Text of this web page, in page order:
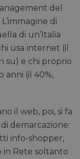
del
di
di un’Italia
usa internet (il
su) e chi proprio
anni (il 40%,
il web, poi, si fa
demarcazione:
info-shopper,
in Rete soltanto